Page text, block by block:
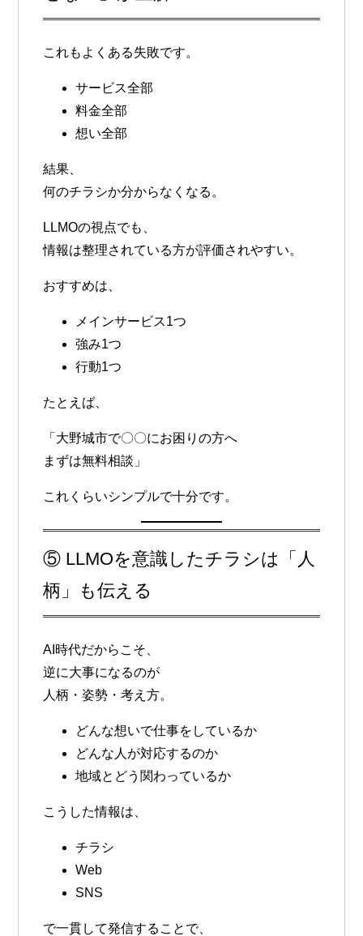
これもよくある失敗です。
サービス全部
料金全部
想い全部
結果、
何のチラシか分からなくなる。
LLMOの視点でも、
情報は整理されている方が評価されやすい。
おすすめは、
メインサービス1つ
強み1つ
行動1つ
たとえば、
「大野城市で〇〇にお困りの方へ
まずは無料相談」
これくらいシンプルで十分です。
⑤ LLMOを意識したチラシは「人
柄」も伝える
AI時代だからこそ、
逆に大事になるのが
人柄・姿勢・考え方。
どんな想いで仕事をしているか
どんな人が対応するのか
地域とどう関わっているか
こうした情報は、
チラシ
Web
SNS
で一貫して発信することで、